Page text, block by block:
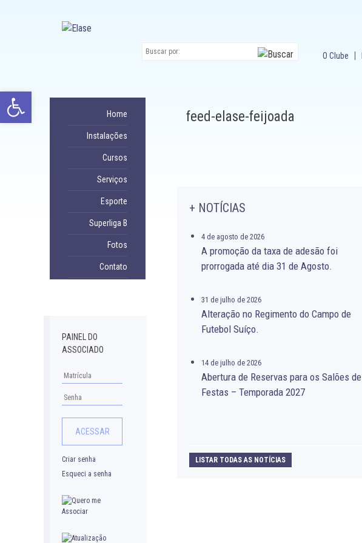
O Clube
feed-elase-feijoada
+ NOTÍCIAS
4 de agosto de 2026
A promoção da taxa de adesão foi
prorrogada até dia 31 de Agosto.
31 de julho de 2026
Alteração no Regimento do Campo de
Futebol Suíço.
14 de julho de 2026
Abertura de Reservas para os Salões de
Festas – Temporada 2027
LISTAR TODAS AS NOTÍCIAS
Home
Instalações
Cursos
Serviços
Esporte
Superliga B
Fotos
Contato
PAINEL DO
ASSOCIADO
Criar senha
Esqueci a senha
Abrir a barra de ferramentas